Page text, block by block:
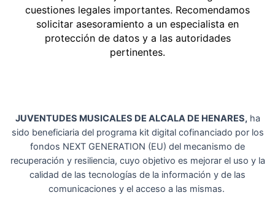
cuestiones legales importantes. Recomendamos
solicitar asesoramiento a un especialista en
protección de datos y a las autoridades
pertinentes.
JUVENTUDES MUSICALES DE ALCALA DE HENARES,ha
sido beneficiaria del programa kit digital cofinanciado por los
fondos NEXT GENERATION (EU) del mecanismo de
recuperación y resiliencia, cuyo objetivo es mejorar el uso y la
calidad de las tecnologías de la información y de las
comunicaciones y el acceso a las mismas.